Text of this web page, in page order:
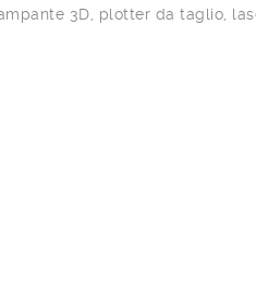
3D, plotter da taglio,